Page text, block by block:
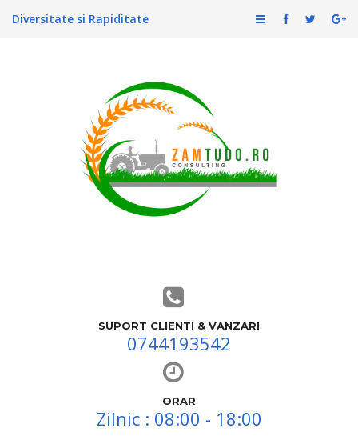
Diversitate si Rapiditate
SUPORT CLIENTI & VANZARI
0744193542
ORAR
Zilnic : 08:00 - 18:00